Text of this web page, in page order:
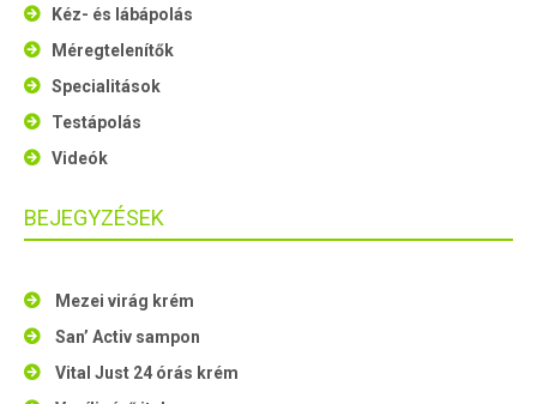
Kéz- és lábápolás
Méregtelenítők
Specialitások
Testápolás
Videók
BEJEGYZÉSEK
Mezei virág krém
San’ Activ sampon
Vital Just 24 órás krém